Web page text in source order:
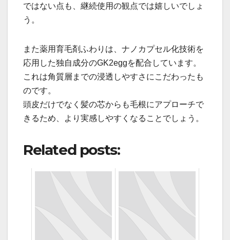
ではない点も、継続使用の観点では嬉しいでしょ
う。
また薬用育毛剤ふわりは、ナノカプセル化技術を
応用した独自成分のGK2eggを配合しています。
これは角質層までの浸透しやすさにこだわったも
のです。
頭皮だけでなく髪の芯からも毛根にアプローチで
きるため、より実感しやすくなることでしょう。
Related posts: